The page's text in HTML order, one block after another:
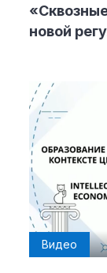
новой
Видео